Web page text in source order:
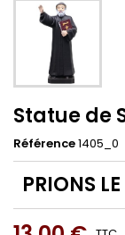
Statue de
Référence1405_0
PRIONS